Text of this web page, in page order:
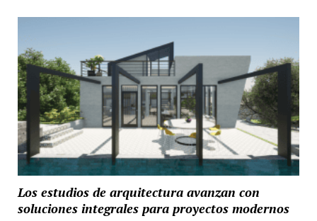
Los estudios de arquitectura avanzan con
soluciones integrales para proyectos modernos